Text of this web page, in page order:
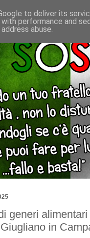
generi
in
to deliver its
with performance and
abuse.